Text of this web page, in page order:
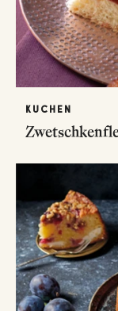
KUCHEN